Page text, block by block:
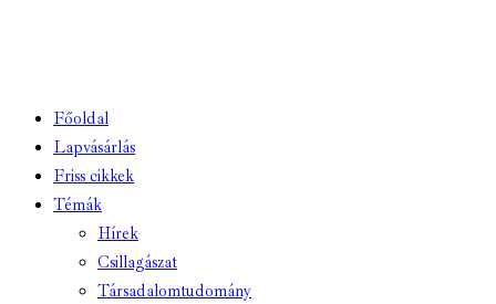
Főoldal
Lapvásárlás
Friss cikkek
Témák
Hírek
Csillagászat
Társadalomtudomány